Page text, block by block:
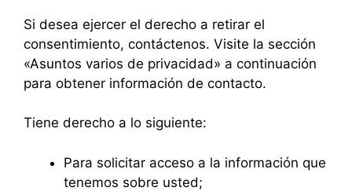
Si desea ejercer el derecho a retirar el
consentimiento, contáctenos. Visite la sección
«Asuntos varios de privacidad» a continuación
para obtener información de contacto.
Tiene derecho a lo siguiente:
Para solicitar acceso a la información que
tenemos sobre usted;